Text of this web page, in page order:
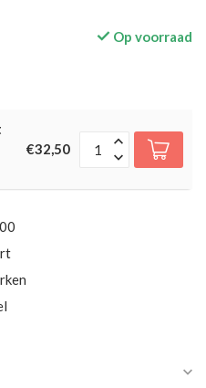
Op voorraad
€32,50